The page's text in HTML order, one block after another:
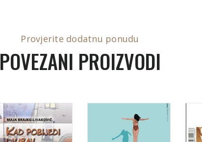
Provjerite dodatnu ponudu
POVEZANI PROIZVODI